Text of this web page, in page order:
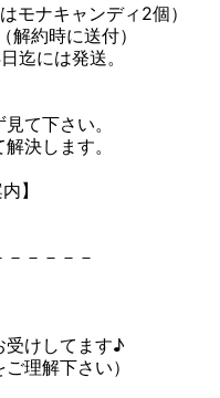
モナキャンディ2個）
約時に送付）
迄には発送。
て下さい。
決します。
】
－－－－
受けしてます♪
理解下さい）